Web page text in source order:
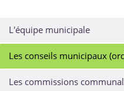
L'équipe municipale
Les conseils municipaux
Les commissions